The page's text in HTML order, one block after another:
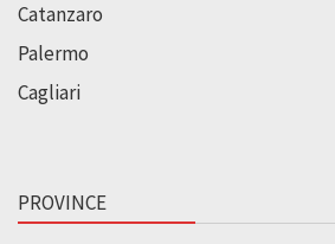
Catanzaro
Palermo
Cagliari
PROVINCE